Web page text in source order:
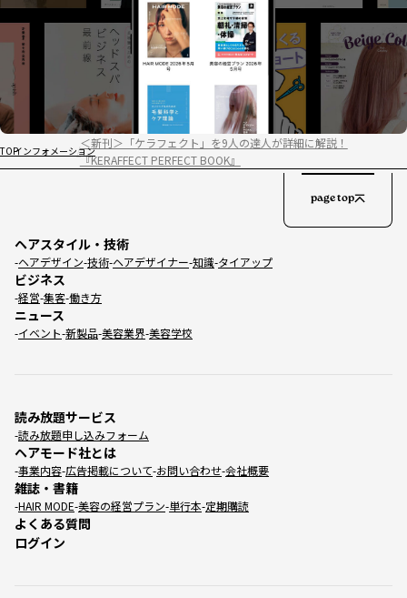
TOPインフォメーション
＜新刊＞「ケラフェクト」を9人の達人が詳細に解説！
『KERAFFECT PERFECT BOOK』
ヘアスタイル・技術
ヘアデザイン 技術 ヘアデザイナー 知識 タイアップ
ビジネス
経営 集客 働き方
ニュース
イベント 新製品 美容業界 美容学校
読み放題サービス
読み放題申し込みフォーム
ヘアモード社とは
事業内容 広告掲載について お問い合わせ 会社概要
雑誌・書籍
HAIR MODE 美容の経営プラン 単行本 定期購読
よくある質問
ログイン
page top